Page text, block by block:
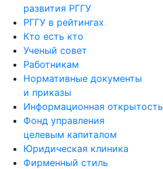
развития РГГУ
РГГУ в рейтингах
Кто есть кто
Ученый совет
Работникам
Нормативные документы
и приказы
Информационная открытость
Фонд управления
целевым капиталом
Юридическая клиника
Фирменный стиль